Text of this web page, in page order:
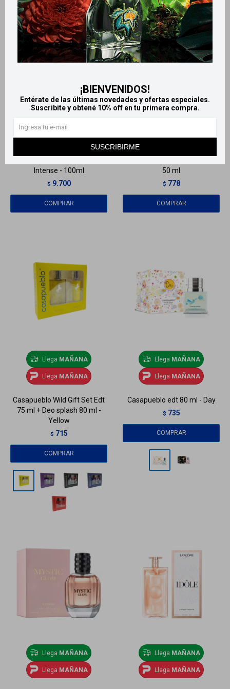
¡BIENVENIDOS!
Entérate de las últimas novedades y ofertas especiales.
Suscribite y obtené 10% off en tu primera compra.
SUSCRIBIRME
LlegaMAÑANA
Intense - 100ml
$ 9.700
LlegaMAÑANA
50 ml
$ 778
Llega MAÑANA
Llega MAÑANA
Casapueblo Wild Gift Set Edt
75 ml + Deo splash 80 ml -
Yellow
$ 715
Llega MAÑANA
Llega MAÑANA
Casapueblo edt 80 ml - Day
$ 735
Llega MAÑANA
Llega MAÑANA
Llega MAÑANA
Llega MAÑANA